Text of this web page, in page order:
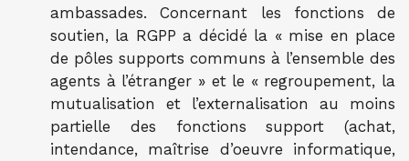
ambassades. Concernant les fonctions de
soutien, la RGPP a décidé la « mise en place
de pôles supports communs à l’ensemble des
agents à l’étranger » et le « regroupement, la
mutualisation et l’externalisation au moins
partielle des fonctions support (achat,
intendance, maîtrise d’oeuvre informatique,